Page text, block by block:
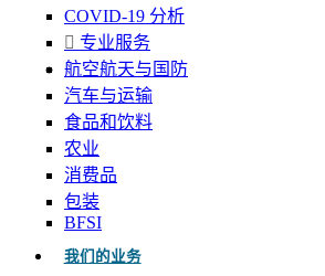
COVID-19 分析
专业服务
航空航天与国防
汽车与运输
食品和饮料
农业
消费品
包装
BFSI
我们的业务